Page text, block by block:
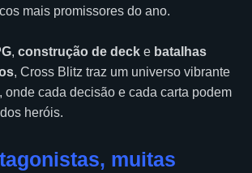
mais promissores do ano.
, construção de deck e batalhas
, Cross Blitz traz um universo vibrante
onde cada decisão e cada carta podem
heróis.
muitas